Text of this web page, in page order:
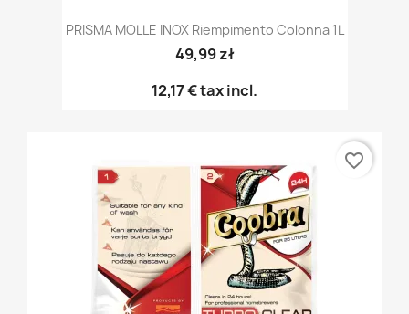
PRISMA MOLLE INOX Riempimento Colonna 1L
49,99 zł
12,17 €tax incl.
favorite_border